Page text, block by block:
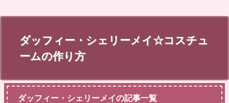
ダッフィー・シェリーメイ☆コスチュ
ームの作り方
ダッフィー・シェリーメイの記事一覧